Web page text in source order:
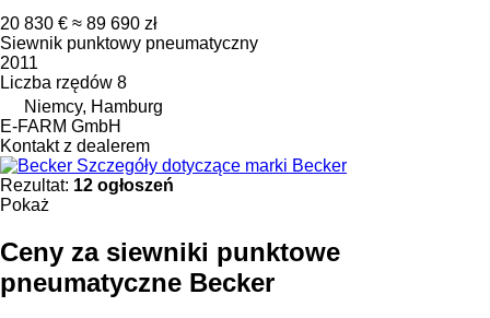
20 830 € ≈ 89 690 zł
Siewnik punktowy pneumatyczny
2011
Liczba rzędów 8
Niemcy, Hamburg
E-FARM GmbH
Kontakt z dealerem
Szczegóły dotyczące marki Becker
Rezultat: 12 ogłoszeń
Pokaż
Ceny za siewniki punktowe
pneumatyczne Becker